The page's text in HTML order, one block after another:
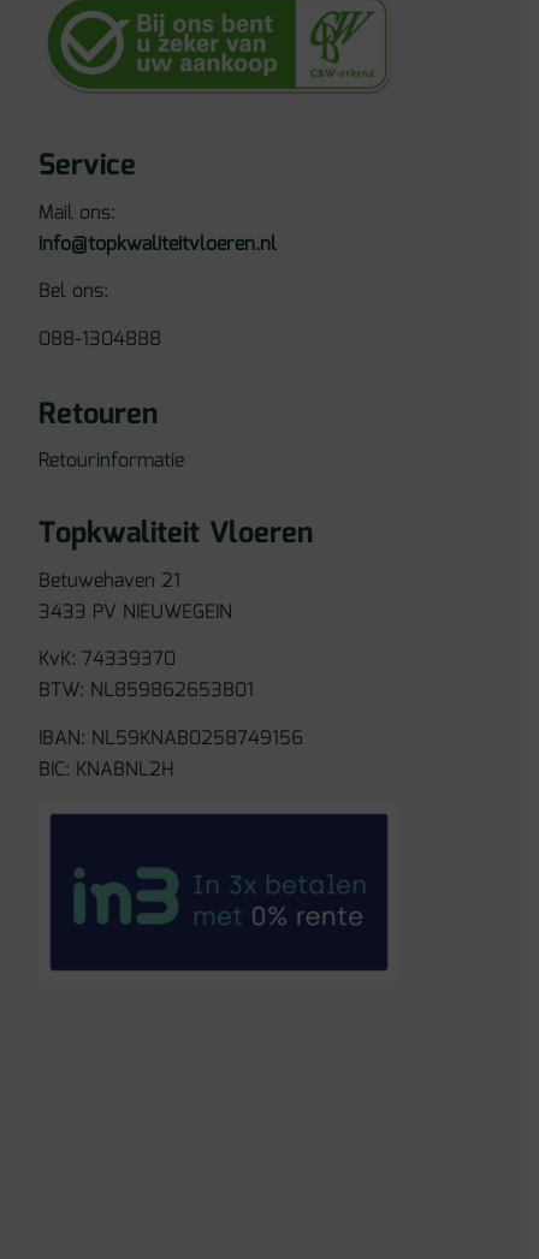
Service
Mail ons:
info@topkwaliteitvloeren.nl
Bel ons:
088-1304888
Retouren
Retourinformatie
Topkwaliteit Vloeren
Betuwehaven 21
3433 PV NIEUWEGEIN
KvK: 74339370
BTW: NL859862653B01
IBAN: NL59KNAB0258749156
BIC: KNABNL2H